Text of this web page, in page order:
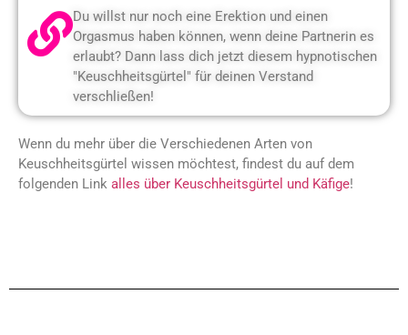
Du willst nur noch eine Erektion und einen
Orgasmus haben können, wenn deine Partnerin es
erlaubt? Dann lass dich jetzt diesem hypnotischen
"Keuschheitsgürtel" für deinen Verstand
verschließen!
Wenn du mehr über die Verschiedenen Arten von
Keuschheitsgürtel wissen möchtest, findest du auf dem
folgenden Link alles über Keuschheitsgürtel und Käfige!